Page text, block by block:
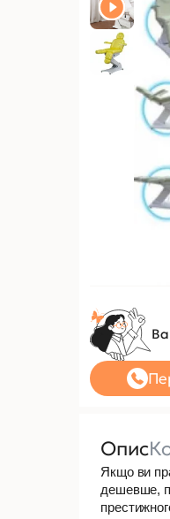
Опис
Якщо ви
дешевше,